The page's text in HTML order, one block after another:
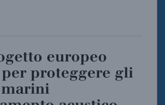
proteggere gli